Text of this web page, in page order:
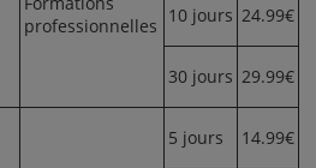
professionnelles 10 jours 24.99€
30 jours 29.99€
5 jours 14.99€